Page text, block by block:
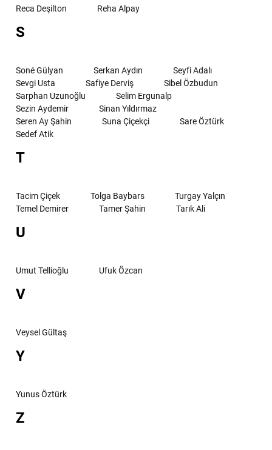
Reca Deşilton Reha Alpay
S
Soné Gülyan Serkan Aydın
Seyfi Adalı
Sevgi Usta
Safiye Derviş
Sibel Özbudun
Sarphan Uzunoğlu
Selim Ergunalp
Sezin Aydemir
Sinan Yıldırmaz
Seren Ay Şahin
Suna Çiçekçi
Sare Öztürk
Sedef Atik
T
Tacim Çiçek Tolga Baybars
Turgay Yalçın
Temel Demirer
Tamer Şahin Tarık Ali
U
Umut Tellioğlu Ufuk Özcan
V
Veysel Gültaş
Y
Yunus Öztürk
Z